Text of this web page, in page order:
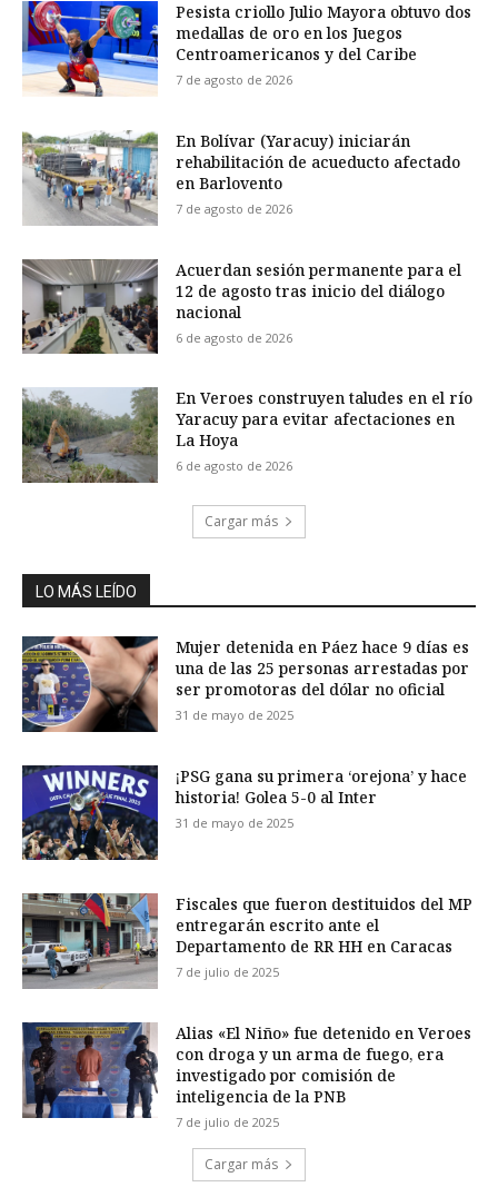
Pesista criollo Julio Mayora obtuvo dos
medallas de oro en los Juegos
Centroamericanos y del Caribe
7 de agosto de 2026
En Bolívar (Yaracuy) iniciarán
rehabilitación de acueducto afectado
en Barlovento
7 de agosto de 2026
Acuerdan sesión permanente para el
12 de agosto tras inicio del diálogo
nacional
6 de agosto de 2026
En Veroes construyen taludes en el río
Yaracuy para evitar afectaciones en
La Hoya
6 de agosto de 2026
Cargar más
LO MÁS LEÍDO
Mujer detenida en Páez hace 9 días es
una de las 25 personas arrestadas por
ser promotoras del dólar no oficial
31 de mayo de 2025
¡PSG gana su primera ‘orejona’ y hace
historia! Golea 5-0 al Inter
31 de mayo de 2025
Fiscales que fueron destituidos del MP
entregarán escrito ante el
Departamento de RR HH en Caracas
7 de julio de 2025
Alias «El Niño» fue detenido en Veroes
con droga y un arma de fuego, era
investigado por comisión de
inteligencia de la PNB
7 de julio de 2025
Cargar más